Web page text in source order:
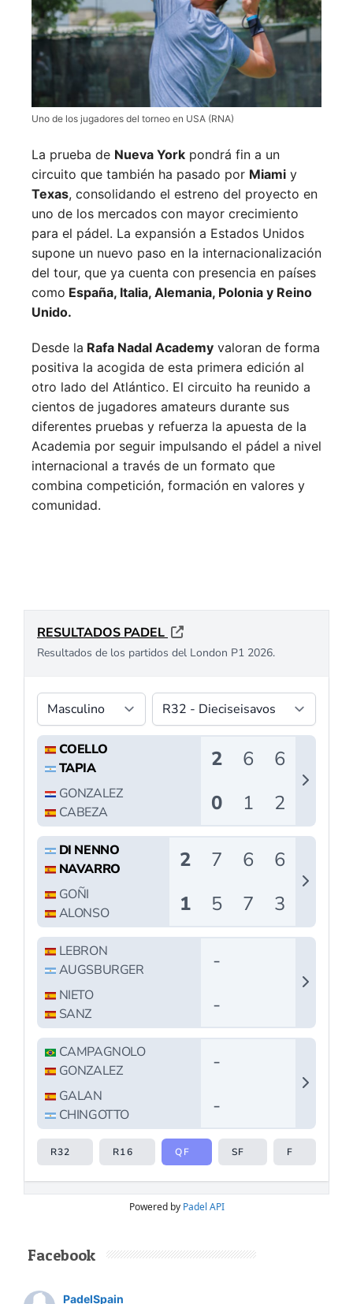
Uno de los jugadores del torneo en USA (RNA)
La prueba de Nueva York pondrá fin a un
circuito que también ha pasado por Miami y
Texas, consolidando el estreno del proyecto en
uno de los mercados con mayor crecimiento
para el pádel. La expansión a Estados Unidos
supone un nuevo paso en la internacionalización
del tour, que ya cuenta con presencia en países
como España, Italia, Alemania, Polonia y Reino
Unido.
Desde la Rafa Nadal Academy valoran de forma
positiva la acogida de esta primera edición al
otro lado del Atlántico. El circuito ha reunido a
cientos de jugadores amateurs durante sus
diferentes pruebas y refuerza la apuesta de la
Academia por seguir impulsando el pádel a nivel
internacional a través de un formato que
combina competición, formación en valores y
comunidad.
Powered by Padel API
Facebook
PadelSpain